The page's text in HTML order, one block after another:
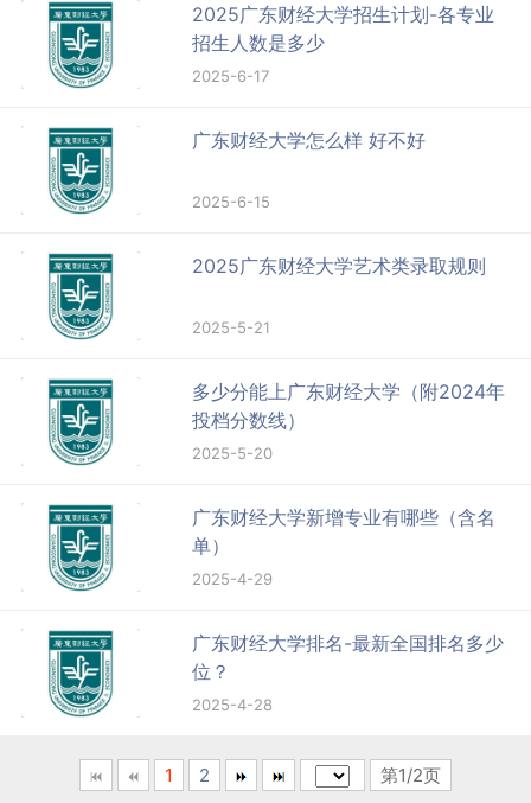
2025广东财经大学招生计划-各专业
招生人数是多少
2025-6-17
广东财经大学怎么样 好不好
2025-6-15
2025广东财经大学艺术类录取规则
2025-5-21
多少分能上广东财经大学（附2024年
投档分数线）
2025-5-20
广东财经大学新增专业有哪些（含名
单）
2025-4-29
广东财经大学排名-最新全国排名多少
位？
2025-4-28
1 2 第1/2页